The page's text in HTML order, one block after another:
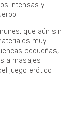
intensas y
que aún sin
muy
pequeñas,
a masajes
juego erótico